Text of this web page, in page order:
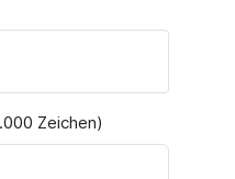
Zeichen)